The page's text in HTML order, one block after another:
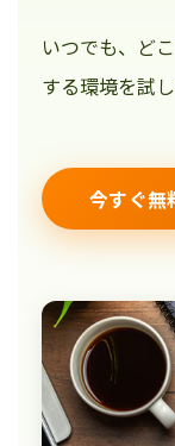
いつでも、ど
する環境を試
今すぐ無